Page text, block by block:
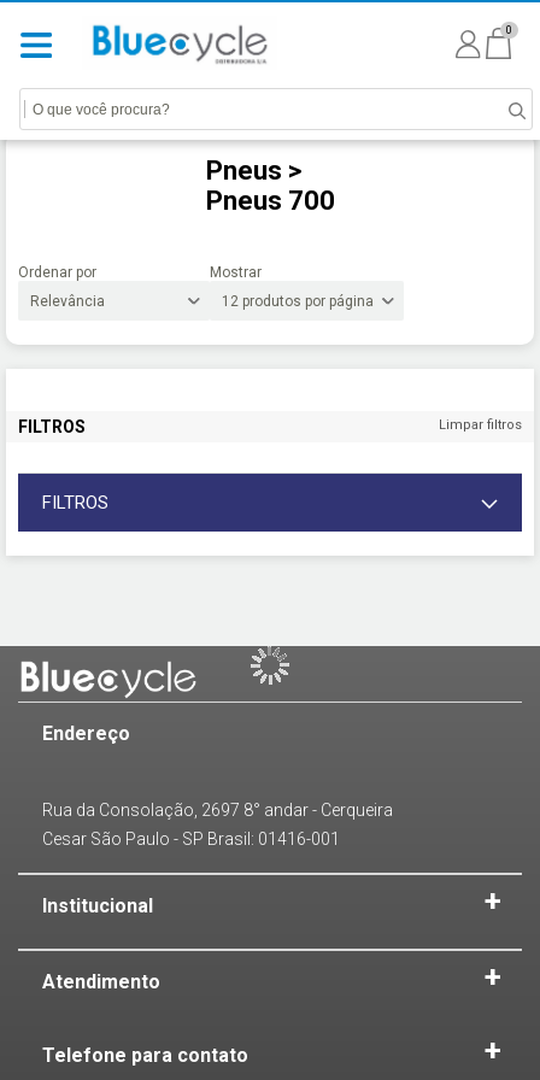
0
Pneus >
Pneus 700
Ordenar por Mostrar
FILTROS Limpar filtros
FILTROS
Endereço
Rua da Consolação, 2697 8° andar - Cerqueira
Cesar São Paulo - SP Brasil: 01416-001
Institucional
Atendimento
Telefone para contato